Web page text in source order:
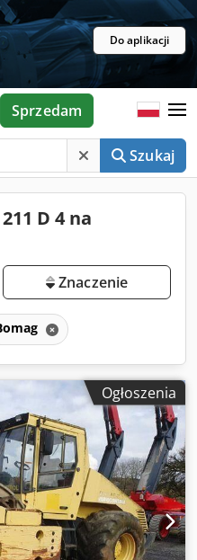
Do aplikacji
Szukaj
Sprzedam
D 4 na
Znaczenie
Ogłoszenia